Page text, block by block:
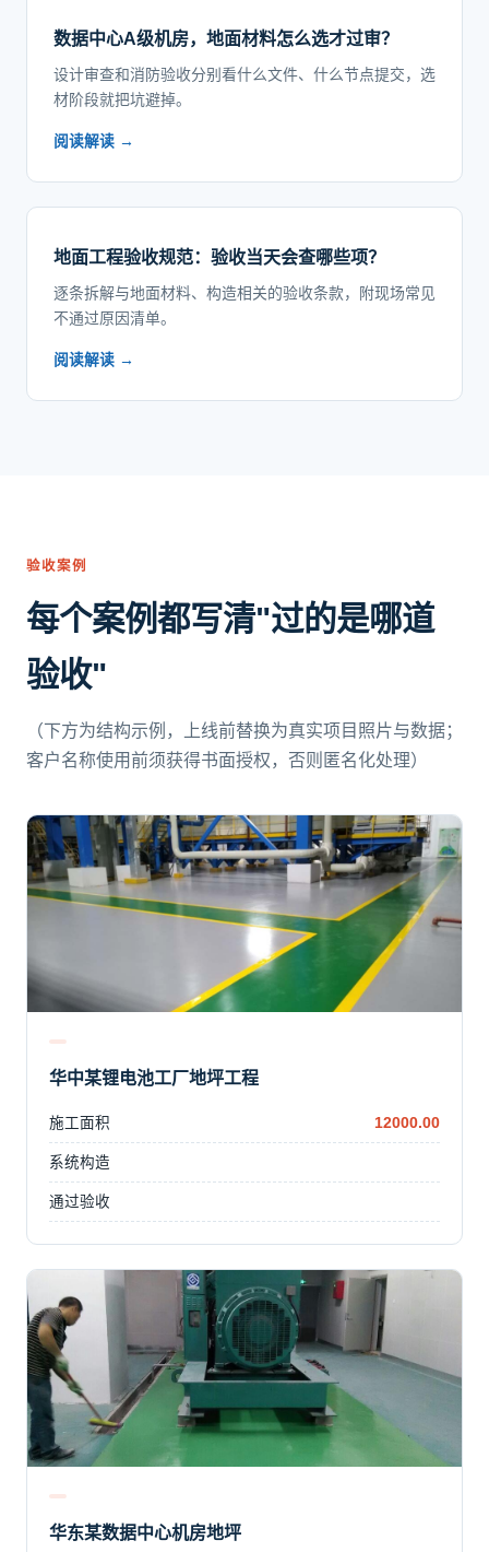
数据中心A级机房，地面材料怎么选才过审？
设计审查和消防验收分别看什么文件、什么节点提交，选
材阶段就把坑避掉。
阅读解读 →
地面工程验收规范：验收当天会查哪些项？
逐条拆解与地面材料、构造相关的验收条款，附现场常见
不通过原因清单。
阅读解读 →
验收案例
每个案例都写清"过的是哪道
验收"
（下方为结构示例，上线前替换为真实项目照片与数据；
客户名称使用前须获得书面授权，否则匿名化处理）
华中某锂电池工厂地坪工程
施工面积 12000.00
系统构造
通过验收
华东某数据中心机房地坪